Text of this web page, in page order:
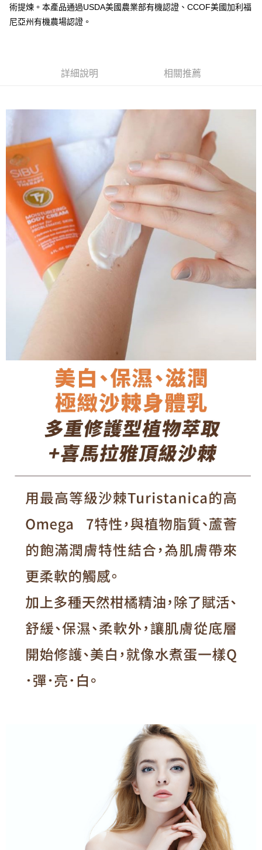
ATM／網路銀行／等多元方式進行付款，方視為交易完成。
※ 請注意：結帳手續完成當下不需立刻繳費，但若您需要取消訂單，請聯絡
購買商品的店家。未經商家同意取消之訂單仍視為有效，需透過AFTEE先享
２．關於個人資料處理事宜，請瀏覽以下網址：
https://aftee.tw/terms/#terms3
３．未成年的使用者請事先徵得法定代理人或監護人之同意方可使用
「AFTEE先享後付」，若未經同意申辦者引起之損失，本公司不負相關責
任。
４．使用「AFTEE先享後付」時，將依據個別帳號之用戶狀況，依本公司即
時審查核予不同之上限額度；若仍有額度不足之情形，本公司將視審查結果
請求用戶進行身份認證。
５．嚴禁一人註冊多個帳號或使用他人資訊註冊。若發現惡意使用之情形，
恩沛科技股份有限公司將有權停止該用戶之使用額度並採取法律行動。
免運費
宅配
術提煉。本產品通過USDA美國農業部有機認證、CCOF美國加利福
尼亞州有機農場認證。
詳細說明 相關推薦